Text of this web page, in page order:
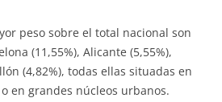
peso sobre el total nacional son
(11,55%), Alicante (5,55%),
(4,82%), todas ellas situadas en
en grandes núcleos urbanos.